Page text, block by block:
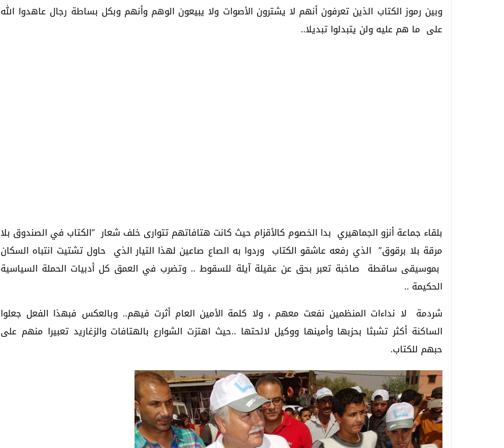
وبين رموز الكتاب الذين تعرفون أنهم لا يشترون الأصوات ولا يبيعون الوهم وأنهم وبكل بساطة رجال عاهدوا الله
على ما هم عليه ولن يتبدلوا تبديلا..
بلقاء جماعة أنزو الجماهيري بدا الخصوم كالأقزام حيث كانت هتافاتهم تتوارى خلف شعار “الكتاب في الصندوق بلا
مرقة بلا برقوق” الذي رفعه عاشقو الكتاب وردوا به الصاع صاعين لهذا التيار الذي حاول تشتيت انتباه السكان
بموسيقى ساقطة صاخبة تعبر بحق عن عقيلة آيلة للسقوط .. وتضرب في العمق كل أدبيات الحملة السياسية
الحكيمة ..
شردمة لا نداءات المنظمين نفعت معهم ، ولا كلمة الأمين العام أثرت فيهم.. وبالعكس فبهذا الفعل جعلوا
الساكنة أكثر تشبثا بحزبها وأمينها ووكيل لائحتها ..حيث اهتزت الشوارع بالهتافات والزغاريد تعبيرا منهم على
حبهم للكتاب.